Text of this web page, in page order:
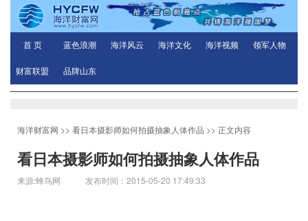
首 页 蓝色浪潮 海洋风云 海洋文化 海洋视频 领军人物
财富联盟 品牌山东
海洋财富网 >> 看日本摄影师如何拍摄抽象人体作品 >> 正文内容
看日本摄影师如何拍摄抽象人体作品
来源:蜂鸟网 发布时间：2015-05-20 17:49:33